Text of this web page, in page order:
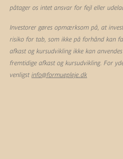
påtager os intet ansvar for fejl eller
Investorer gøres opmærksom på, at
risiko for tab, som ikke på forhånd kan
afkast og kursudvikling ikke kan
fremtidige afkast og kursudvikling. For
venligst info@formuepleje.dk